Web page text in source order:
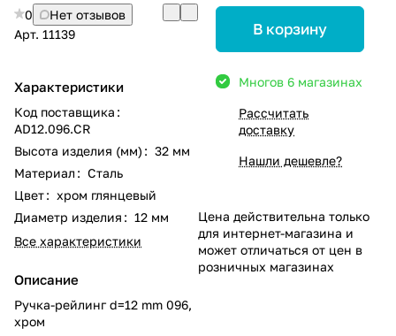
0
Нет отзывов
Арт. 11139
Характеристики
Код поставщика :
AD12.096.CR
Высота изделия (мм) : 32 мм
Материал : Сталь
Цвет: хром глянцевый
Диаметр изделия : 12 мм
Все характеристики
Описание
Ручка-рейлинг d=12 mm 096,
хром
В корзину
Многов 6 магазинах
Рассчитать
доставку
Нашли дешевле?
Цена действительна только
для интернет-магазина и
может отличаться от цен в
розничных магазинах